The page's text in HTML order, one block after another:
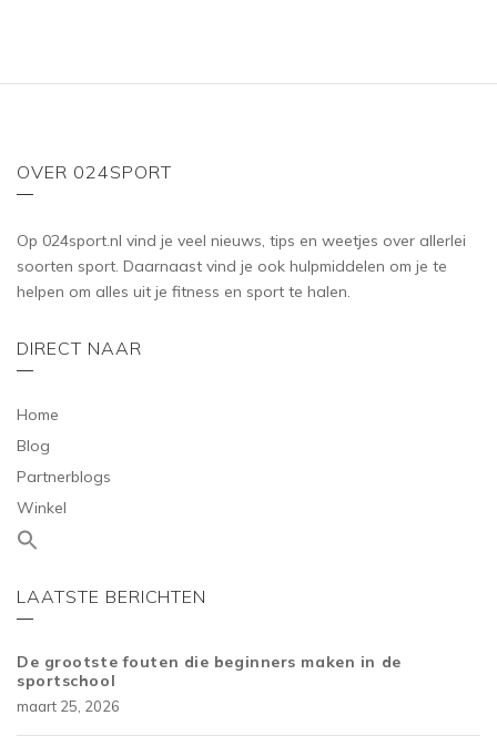
OVER 024SPORT
Op 024sport.nl vind je veel nieuws, tips en weetjes over allerlei
soorten sport. Daarnaast vind je ook hulpmiddelen om je te
helpen om alles uit je fitness en sport te halen.
DIRECT NAAR
Home
Blog
Partnerblogs
Winkel
LAATSTE BERICHTEN
De grootste fouten die beginners maken in de
sportschool
maart 25, 2026